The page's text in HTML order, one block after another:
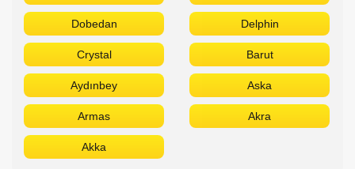
Dobedan Delphin
Crystal Barut
Aydınbey Aska
Armas Akra
Akka